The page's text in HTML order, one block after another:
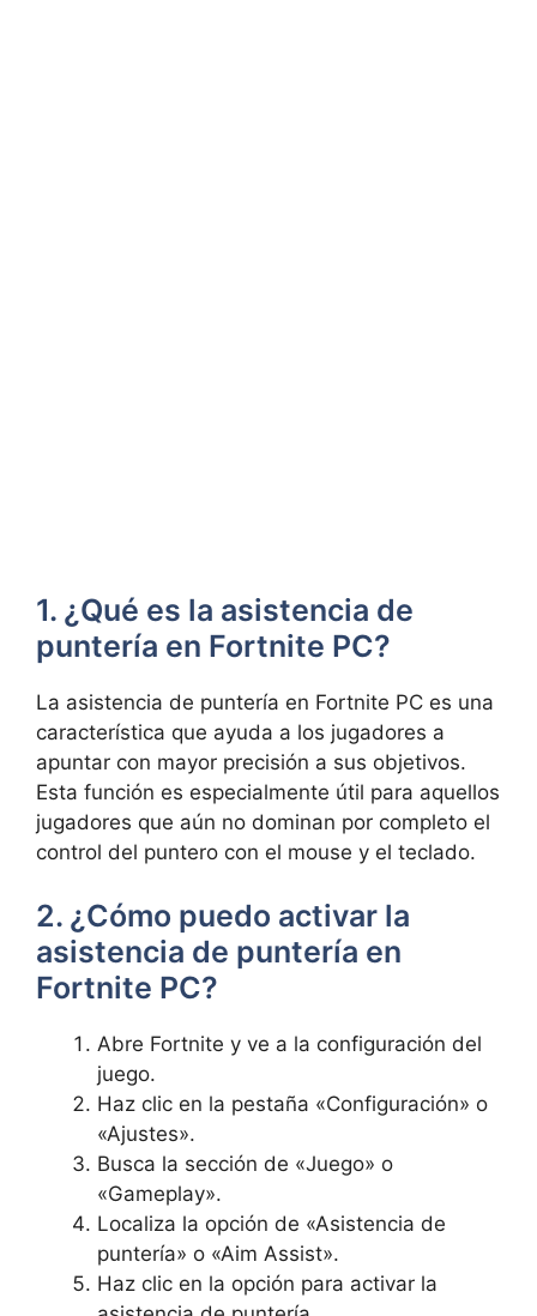
1. ¿Qué es la asistencia de
puntería en Fortnite PC?
La asistencia de puntería en Fortnite PC es una
característica que ayuda a los jugadores a
apuntar con mayor precisión a sus objetivos.
Esta función es especialmente útil para aquellos
jugadores que aún no dominan por completo el
control del puntero con el mouse y el teclado.
2. ¿Cómo puedo activar la
asistencia de puntería en
Fortnite PC?
Abre Fortnite y ve a la configuración del
juego.
Haz clic en la pestaña «Configuración» o
«Ajustes».
Busca la sección de «Juego» o
«Gameplay».
Localiza la opción de «Asistencia de
puntería» o «Aim Assist».
Haz clic en la opción para activar la